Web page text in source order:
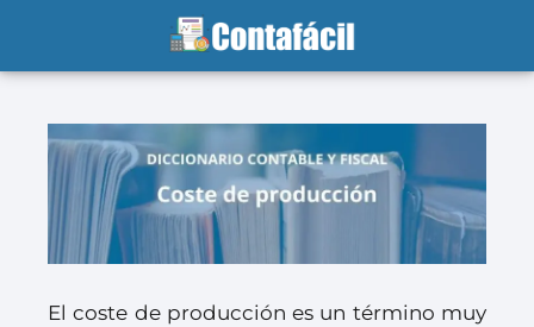
El coste de producción es un término muy